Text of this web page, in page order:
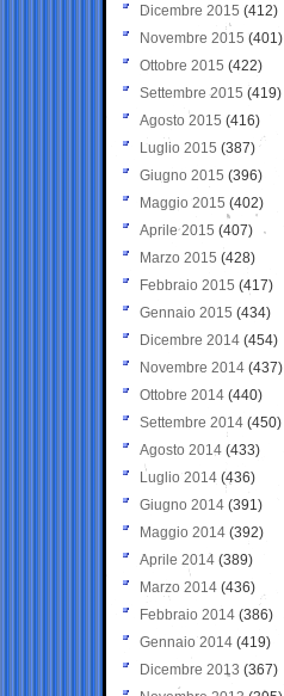
Dicembre 2015 (412)
Novembre 2015 (401)
Ottobre 2015 (422)
Settembre 2015 (419)
Agosto 2015 (416)
Luglio 2015 (387)
Giugno 2015 (396)
Maggio 2015 (402)
Aprile 2015 (407)
Marzo 2015 (428)
Febbraio 2015 (417)
Gennaio 2015 (434)
Dicembre 2014 (454)
Novembre 2014 (437)
Ottobre 2014 (440)
Settembre 2014 (450)
Agosto 2014 (433)
Luglio 2014 (436)
Giugno 2014 (391)
Maggio 2014 (392)
Aprile 2014 (389)
Marzo 2014 (436)
Febbraio 2014 (386)
Gennaio 2014 (419)
Dicembre 2013 (367)